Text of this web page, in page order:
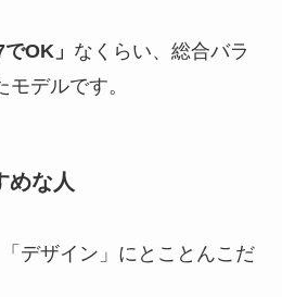
OK」 なくらい、総合バラ
デルです。
めな人
「デザイン」にとことんこだ